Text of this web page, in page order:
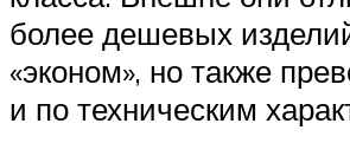
более дешевых
«эконом», но также
и по техническим